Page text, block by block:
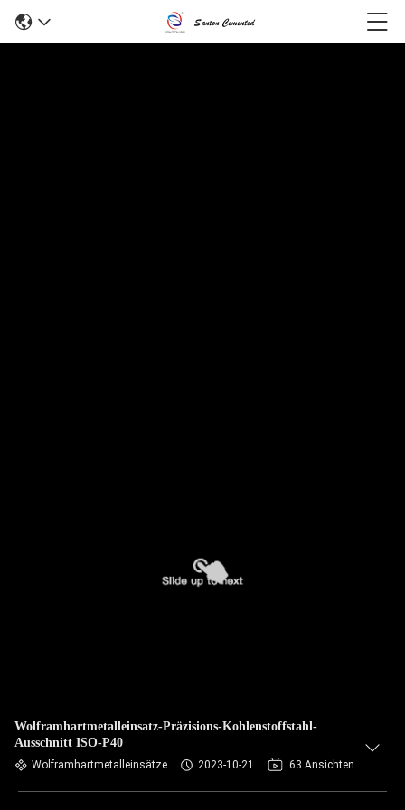
Wolframhartmetalleinsatz-Präzisions-Kohlenstoffstahl-
Ausschnitt ISO-P40
Wolframhartmetalleinsätze 2023-10-21 63 Ansichten